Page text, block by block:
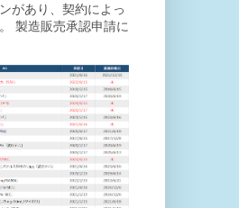
があり、契約によっ
製造販売承認申請に